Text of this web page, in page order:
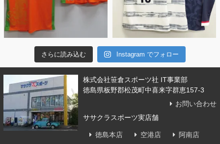
さらに読み込む Instagram でフォロー
株式会社笹倉スポーツ社 IT事業部
徳島県板野郡松茂町中喜来字群恵157-3
お問い合わせ
ササクラスポーツ実店舗
徳島本店 空港店 阿南店